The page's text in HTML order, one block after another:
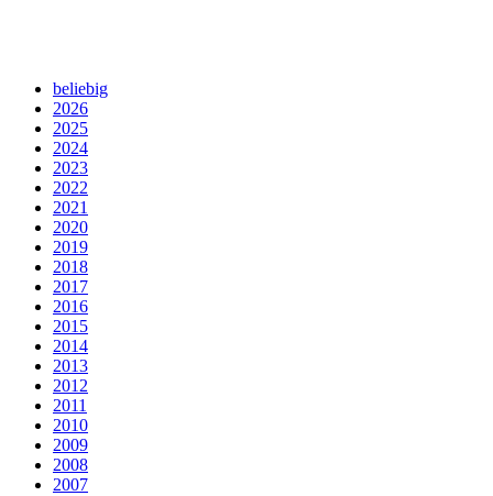
beliebig
2026
2025
2024
2023
2022
2021
2020
2019
2018
2017
2016
2015
2014
2013
2012
2011
2010
2009
2008
2007